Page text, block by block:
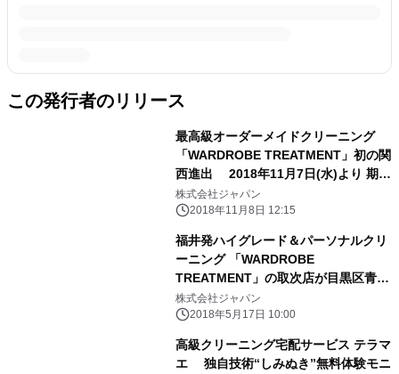
この発行者のリリース
最高級オーダーメイドクリーニング
「WARDROBE TREATMENT」初の関
西進出 2018年11月7日(水)より 期間
限定ポップアップショップを西宮阪急
にオープン！
株式会社ジャパン
2018年11月8日 12:15
福井発ハイグレード＆パーソナルクリ
ーニング 「WARDROBE
TREATMENT」の取次店が目黒区青葉
台にオープン
株式会社ジャパン
2018年5月17日 10:00
高級クリーニング宅配サービス テラマ
エ 独自技術“しみぬき”無料体験モニ